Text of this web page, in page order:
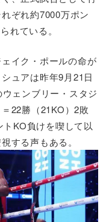
ぞれ約7000万ポン
れている。
イク・ポールの命が
ュアは昨年9月21日
ェンブリー・スタジ
22勝（21KO）2敗
KO負けを喫して以
する声もある。